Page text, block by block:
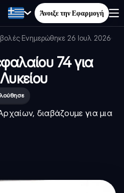
Άνοιξε την Εφαρμογή
·Ενημερώθηκε 26 Ιουλ 2026·
74 για
διαβάζουμε για μια